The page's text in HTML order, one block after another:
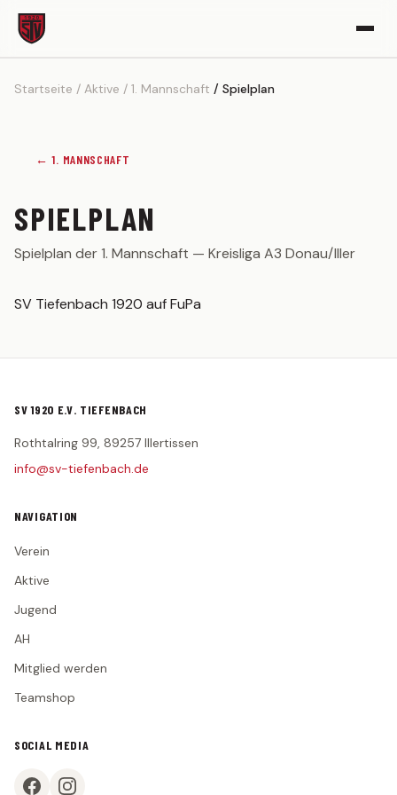
VEREIN
Sportgelände
Kickerle-Archiv
AKTIVE
Statistik
2. MANNSCHAFT
Spielplan
Kader
JUGEND
AH
Startseite Aktive 1. Mannschaft Spielplan
← 1. MANNSCHAFT
SPIELPLAN
Spielplan der 1. Mannschaft — Kreisliga A3 Donau/Iller
SV Tiefenbach 1920 auf FuPa
SV 1920 E.V. TIEFENBACH
Rothtalring 99, 89257 Illertissen
info@sv-tiefenbach.de
NAVIGATION
Verein
Aktive
Jugend
AH
Mitglied werden
Teamshop
SOCIAL MEDIA